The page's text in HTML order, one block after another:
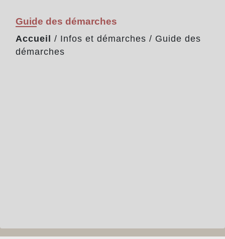
Guide des démarches
Accueil / Infos et démarches / Guide des
démarches